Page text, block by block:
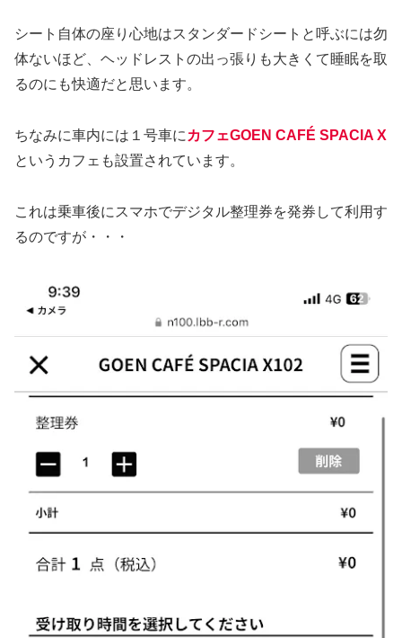
シート自体の座り心地はスタンダードシートと呼ぶには勿
体ないほど、ヘッドレストの出っ張りも大きくて睡眠を取
るのにも快適だと思います。
ちなみに車内には１号車に カフェGOEN CAFÉ SPACIA X
というカフェも設置されています。
これは乗車後にスマホでデジタル整理券を発券して利用す
るのですが・・・